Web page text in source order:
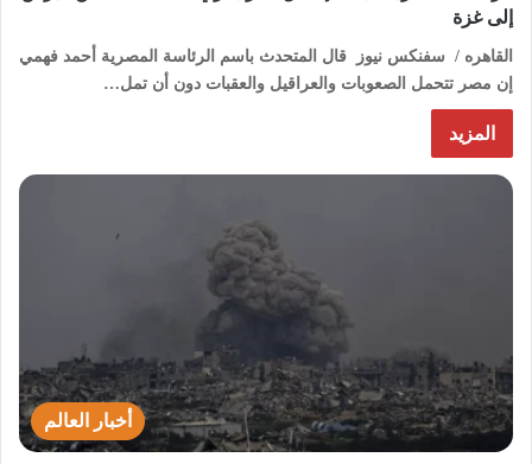
إلى غزة
القاهره / سفنكس نيوز قال المتحدث باسم الرئاسة المصرية أحمد فهمي
إن مصر تتحمل الصعوبات والعراقيل والعقبات دون أن تمل…
المزيد
أخبار العالم